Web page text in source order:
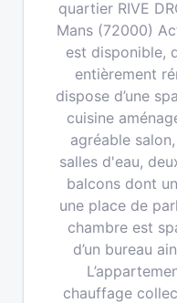
quartier RIVE
Mans (72000)
est disponible,
entièrement
dispose d’une
cuisine
agréable
salles d'eau,
balcons dont
une place de
chambre est
d’un bureau
chauffage